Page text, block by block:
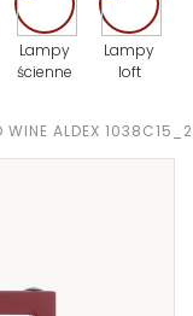
Lampy
ścienne
Lampy
loft
WINE ALDEX 1038C15_2